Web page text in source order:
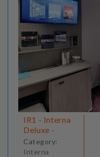
IR1 - Interna
Deluxe -
Category:
Interna